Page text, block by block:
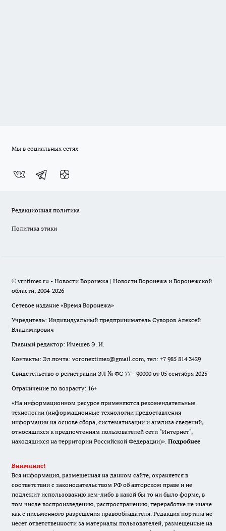
Мы в социальных сетях
Редакционная политика
Политика этики
© vrntimes.ru - Новости Воронежа | Новости Воронежа и Воронежской
области, 2004-2026
Сетевое издание «Время Воронежа»
Учредитель: Индивидуальный предприниматель Суворов Алексей
Владимирович
Главный редактор: Имешев Э. И.
Контакты: Эл.почта: voroneztimes@gmail.com, тел: +7 985 814 3429
Свидетельство о регистрации ЭЛ № ФС 77 - 90000 от 05 сентября 2025
Ограничение по возрасту: 16+
«На информационном ресурсе применяются рекомендательные
технологии (информационные технологии предоставления
информации на основе сбора, систематизации и анализа сведений,
относящихся к предпочтениям пользователей сети "Интернет",
находящихся на территории Российской Федерации)». Подробнее
Внимание!
Вся информация, размещенная на данном сайте, охраняется в
соответствии с законодательством РФ об авторском праве и не
подлежит использованию кем-либо в какой бы то ни было форме, в
том числе воспроизведению, распространению, переработке не иначе
как с письменного разрешения правообладателя. Редакция портала не
несет ответственности за материалы пользователей, размещенные на